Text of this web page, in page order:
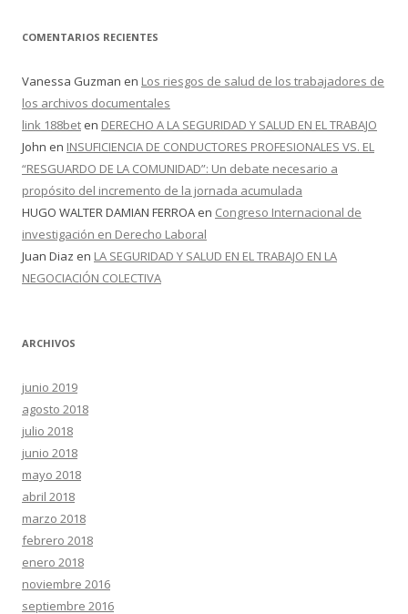
COMENTARIOS RECIENTES
Vanessa Guzman en Los riesgos de salud de los trabajadores de
los archivos documentales
link 188bet en DERECHO A LA SEGURIDAD Y SALUD EN EL TRABAJO
John en INSUFICIENCIA DE CONDUCTORES PROFESIONALES VS. EL
“RESGUARDO DE LA COMUNIDAD”: Un debate necesario a
propósito del incremento de la jornada acumulada
HUGO WALTER DAMIAN FERROA en Congreso Internacional de
investigación en Derecho Laboral
Juan Diaz en LA SEGURIDAD Y SALUD EN EL TRABAJO EN LA
NEGOCIACIÓN COLECTIVA
ARCHIVOS
junio 2019
agosto 2018
julio 2018
junio 2018
mayo 2018
abril 2018
marzo 2018
febrero 2018
enero 2018
noviembre 2016
septiembre 2016